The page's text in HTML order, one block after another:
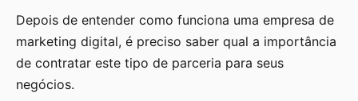
Depois de entender como funciona uma empresa de
marketing digital, é preciso saber qual a importância
de contratar este tipo de parceria para seus
negócios.